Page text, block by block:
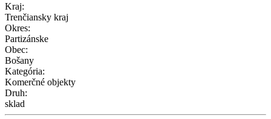
Kraj:
Trenčiansky kraj
Okres:
Partizánske
Obec:
Bošany
Kategória:
Komerčné objekty
Druh:
sklad